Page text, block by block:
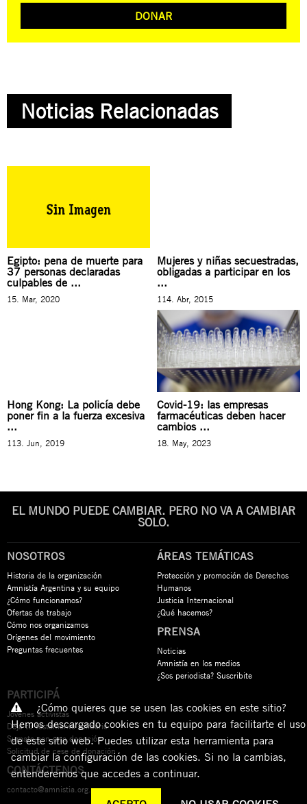
DONAR
Noticias Relacionadas
Egipto: pena de muerte para
37 personas declaradas
culpables de ...
15. Mar, 2020
Mujeres y niñas secuestradas,
obligadas a participar en los
...
114. Abr, 2015
Hong Kong: La policía debe
poner fin a la fuerza excesiva
...
113. Jun, 2019
Covid-19: las empresas
farmacéuticas deben hacer
cambios ...
18. May, 2023
EL MUNDO PUEDE CAMBIAR. PERO NO VA A CAMBIAR
SOLO.
NOSOTROS
Historia de la organización
Amnistía Argentina y su equipo
¿Cómo funcionamos?
Ofertas de trabajo
Cómo nos organizamos
Orígenes del movimiento
Preguntas frecuentes
ÁREAS TEMÁTICAS
Protección y promoción de Derechos
Humanos
Justicia Internacional
¿Qué hacemos?
PRENSA
Noticias
Amnistía en los medios
¿Sos periodista? Suscribite
PARTICIPÁ
Jóvenes activistas
Dejá tu testamento solidario
Sumate con una donación
Solicitud de cese de donación
CONTÁCTENOS
contacto@amnistia.org.ar
¿Cómo quieres que se usen las cookies en este sitio?
Hemos descargado cookies en tu equipo para facilitarte el uso
de este sitio web. Puedes utilizar esta herramienta para
cambiar la configuración de las cookies. Si no la cambias,
entenderemos que accedes a continuar.